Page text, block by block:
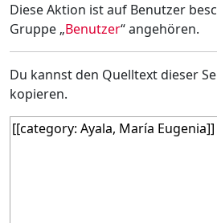
Diese Aktion ist auf Benutzer
Gruppe „Benutzer“ angehören.
Du kannst den Quelltext dieser
kopieren.